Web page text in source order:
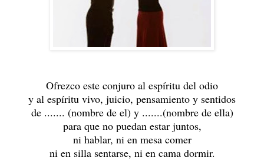
Ofrezco este conjuro al espíritu del odio
y al espíritu vivo, juicio, pensamiento y sentidos
de ....... (nombre de el) y .......(nombre de ella)
para que no puedan estar juntos,
ni hablar, ni en mesa comer
ni en silla sentarse, ni en cama dormir.